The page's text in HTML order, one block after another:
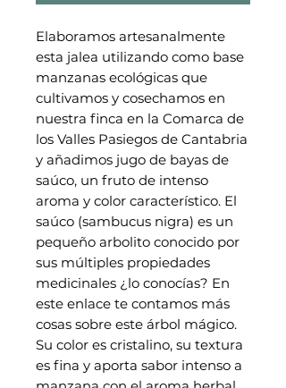
Elaboramos artesanalmente
esta jalea utilizando como base
manzanas ecológicas que
cultivamos y cosechamos en
nuestra finca en la Comarca de
los Valles Pasiegos de Cantabria
y añadimos jugo de bayas de
saúco, un fruto de intenso
aroma y color característico. El
saúco (sambucus nigra) es un
pequeño arbolito conocido por
sus múltiples propiedades
medicinales ¿lo conocías? En
este enlace te contamos más
cosas sobre este árbol mágico.
Su color es cristalino, su textura
es fina y aporta sabor intenso a